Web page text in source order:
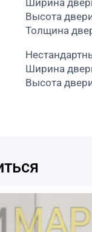
Высота
Толщина
Ширина
Высота